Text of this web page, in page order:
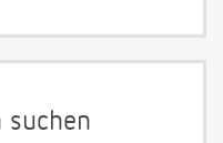
suchen